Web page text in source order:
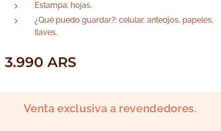
Estampa: hojas.
¿Qué puedo guardar?: celular, anteojos, papeles,
llaves.
3.990 ARS
Venta exclusiva a revendedores.